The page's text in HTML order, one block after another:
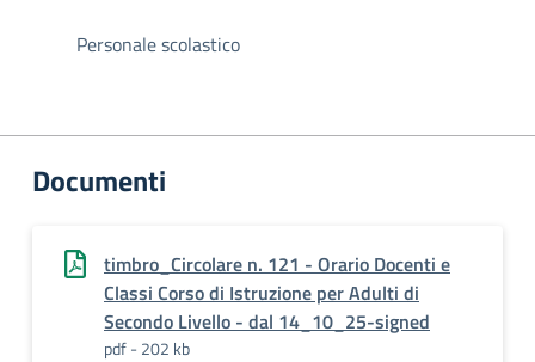
Personale scolastico
Documenti
timbro_Circolare n. 121 - Orario Docenti e
Classi Corso di Istruzione per Adulti di
Secondo Livello - dal 14_10_25-signed
pdf - 202 kb